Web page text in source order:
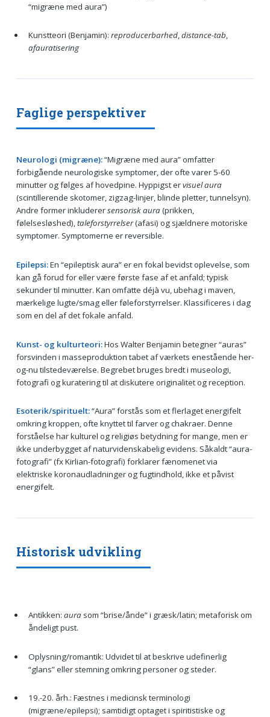
“migræne med aura”)
Kunstteori (Benjamin): reproducerbarhed,distance-tab,
afauratisering
Faglige perspektiver
Neurologi (migræne):“Migræne med aura” omfatter
forbigående neurologiske symptomer, der ofte varer 5-60
minutter og følges af hovedpine. Hyppigst ervisuel aura
(scintillerende skotomer, zigzag-linjer, blinde pletter, tunnelsyn).
Andre former inkluderersensorisk aura(prikken,
følelsesløshed),taleforstyrrelser(afasi) og sjældnere motoriske
symptomer. Symptomerne er reversible.
Epilepsi:En “epileptisk aura” er en fokal bevidst oplevelse, som
kan gå forud for eller være første fase af et anfald; typisk
sekunder til minutter. Kan omfatte déjà vu, ubehag i maven,
mærkelige lugte/smag eller føleforstyrrelser. Klassificeres i dag
som en del af det fokale anfald.
Kunst- og kulturteori:Hos Walter Benjamin betegner “auras”
forsvinden i masseproduktion tabet af værkets enestående her-
og-nu tilstedeværelse. Begrebet bruges bredt i museologi,
fotografi og kuratering til at diskutere originalitet og reception.
Esoterik/spirituelt:“Aura” forstås som et flerlaget energifelt
omkring kroppen, ofte knyttet til farver og chakraer. Denne
forståelse har kulturel og religiøs betydning for mange, men er
ikke underbygget af naturvidenskabelig evidens. Såkaldt “aura-
fotografi” (fx Kirlian-fotografi) forklarer fænomenet via
elektriske koronaudladninger og fugtindhold, ikke et påvist
energifelt.
Historisk udvikling
Antikken: aurasom “brise/ånde” i græsk/latin; metaforisk om
åndeligt pust.
Oplysning/romantik: Udvidet til at beskrive udefinerlig
“glans” eller stemning omkring personer og steder.
19.-20. årh.: Fæstnes i medicinsk terminologi
(migræne/epilepsi); samtidigt optaget i spiritistiske og